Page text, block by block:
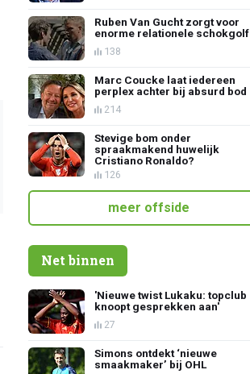
Ruben Van Gucht zorgt voor
enorme relationele schokgolf
138
Marc Coucke laat iedereen
perplex achter bij absurd bod
214
Stevige bom onder
spraakmakend huwelijk
Cristiano Ronaldo?
126
meer offside
Net binnen
'Nieuwe twist Lukaku: topclub
knoopt gesprekken aan'
27
Simons ontdekt ‘nieuwe
smaakmaker’ bij OHL